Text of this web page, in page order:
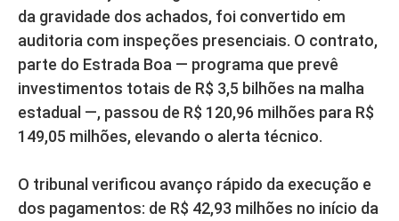
da gravidade dos achados, foi convertido em
auditoria com inspeções presenciais. O contrato,
parte do Estrada Boa — programa que prevê
investimentos totais de R$ 3,5 bilhões na malha
estadual —, passou de R$ 120,96 milhões para R$
149,05 milhões, elevando o alerta técnico.
O tribunal verificou avanço rápido da execução e
dos pagamentos: de R$ 42,93 milhões no início da